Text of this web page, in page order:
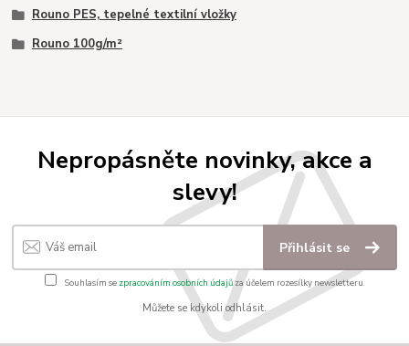
Rouno PES, tepelné textilní vložky
Rouno 100g/m²
Nepropásněte novinky, akce a
slevy!
Přihlásit se
Souhlasím se zpracováním osobních údajůza účelem rozesílky newsletteru.
Můžete se kdykoli odhlásit.